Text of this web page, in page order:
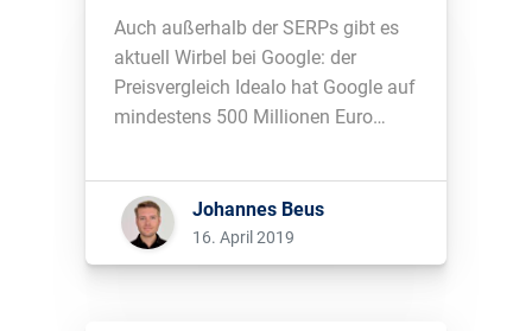
EU-
Wettbewerbskommissarin
stellt Zerschlagung in
Auch außerhalb der SERPs gibt es
aktuell Wirbel bei Google: der
Preisvergleich Idealo hat Google auf
mindestens 500 Millionen Euro
Wettbewerbskommissarin überlegt
in einem Gespräch mit der F.A.Z.
offen, Google den Betrieb eigener
vertikaler Angebote zu verbieten....
Johannes Beus
16. April 2019